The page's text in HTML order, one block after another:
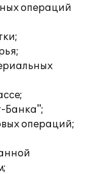
операций
Банка";
операций;